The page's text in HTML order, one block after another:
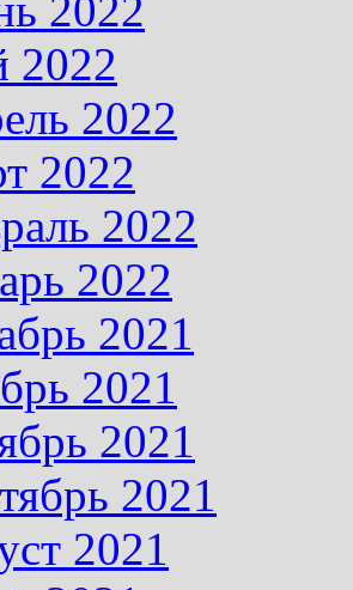
2022
2022
2022
2022
2022
2021
2021
2021
2021
2021